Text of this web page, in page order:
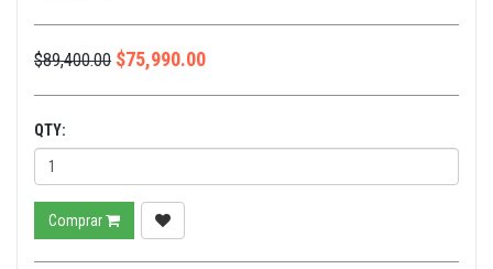
$89,400.00 $75,990.00
QTY:
Comprar